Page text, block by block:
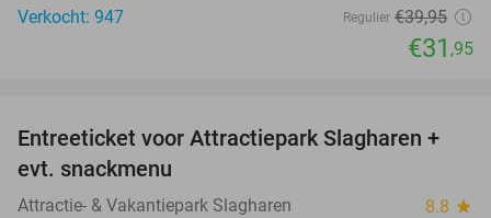
Verkocht: 947
Regulier €39,95
€31 ,95
41%
TODAY
Entreeticket voor Attractiepark Slagharen +
evt. snackmenu
Attractie- & Vakantiepark Slagharen 8.8 star